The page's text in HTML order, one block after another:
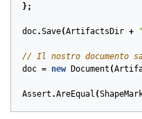
};
doc.Save(ArtifactsDir +
// Il nostro documento
doc = new Document (
Assert .AreEqual (